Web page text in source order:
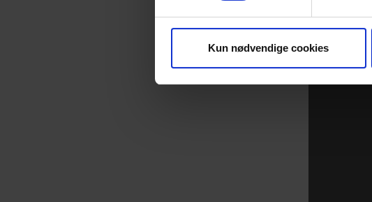
Kun nødvendige cookies